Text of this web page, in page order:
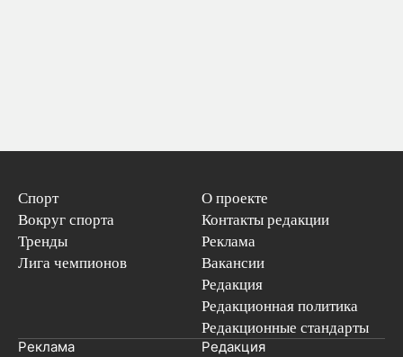
Спорт
Вокруг спорта
Тренды
Лига чемпионов
О проекте
Контакты редакции
Реклама
Вакансии
Редакция
Редакционная политика
Редакционные стандарты
Реклама Редакция